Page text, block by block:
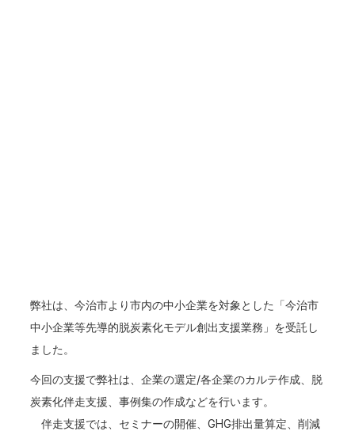
弊社は、今治市より市内の中小企業を対象とした「今治市
中小企業等先導的脱炭素化モデル創出支援業務」を受託し
ました。
今回の支援で弊社は、企業の選定/各企業のカルテ作成、脱
炭素化伴走支援、事例集の作成などを行います。
伴走支援では、セミナーの開催、GHG排出量算定、削減